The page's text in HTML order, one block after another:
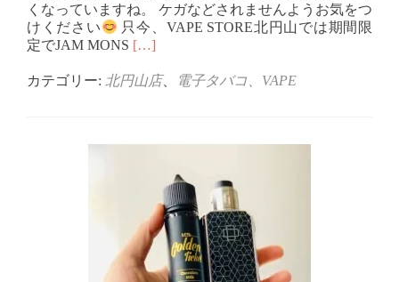
くなっていますね。 ケガなどされませんようお気をつ
けください
只今、VAPE STORE北円山では期間限
定でJAM MONS Read
about
[…]
カテゴリー: 北円山店、 電子タバコ、VAPE